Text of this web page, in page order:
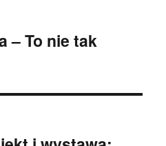
– To nie tak